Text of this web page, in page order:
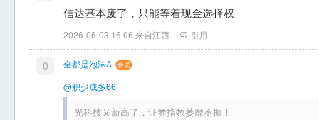
信达基本废了，只能等着现金选择权
2026-06-03 16:06 来自江西 引用
0
全都是泡沫A
@积少成多66
光科技又新高了，证券指数萎靡不振！